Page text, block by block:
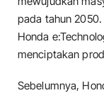
pada tahun
Honda
menciptakan
Sebelumnya,